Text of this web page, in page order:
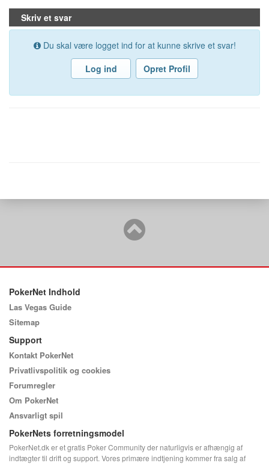
Skriv et svar
Du skal være logget ind for at kunne skrive et svar!
Log ind
Opret Profil
PokerNet Indhold
Las Vegas Guide
Sitemap
Support
Kontakt PokerNet
Privatlivspolitik og cookies
Forumregler
Om PokerNet
Ansvarligt spil
PokerNets forretningsmodel
PokerNet.dk er et gratis Poker Community der naturligvis er afhængig af
indtægter til drift og support. Vores primære indtjening kommer fra salg af